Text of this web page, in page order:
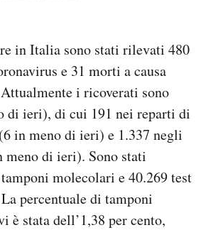
in Italia sono stati rilevati 480
e 31 morti a causa
i ricoverati sono
di ieri), di cui 191 nei reparti di
in meno di ieri) e 1.337 negli
di ieri). Sono stati
molecolari e 40.269 test
percentuale di tamponi
è stata dell’1,38 per cento,